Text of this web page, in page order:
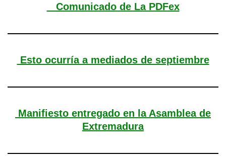
Comunicado de La PDFex
Esto ocurría a mediados de septiembre
Manifiesto entregado en la Asamblea de
Extremadura